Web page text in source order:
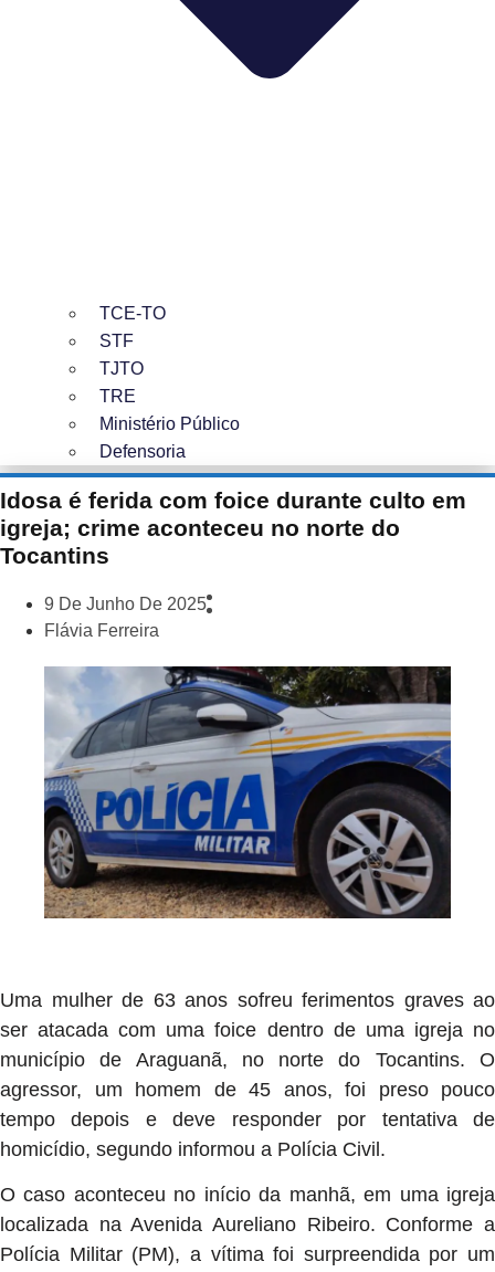
TCE-TO
STF
TJTO
TRE
Ministério Público
Defensoria
Idosa é ferida com foice durante culto em
igreja; crime aconteceu no norte do
Tocantins
9 De Junho De 2025
Flávia Ferreira
Uma mulher de 63 anos sofreu ferimentos graves ao
ser atacada com uma foice dentro de uma igreja no
município de Araguanã, no norte do Tocantins. O
agressor, um homem de 45 anos, foi preso pouco
tempo depois e deve responder por tentativa de
homicídio, segundo informou a Polícia Civil.
O caso aconteceu no início da manhã, em uma igreja
localizada na Avenida Aureliano Ribeiro. Conforme a
Polícia Militar (PM), a vítima foi surpreendida por um